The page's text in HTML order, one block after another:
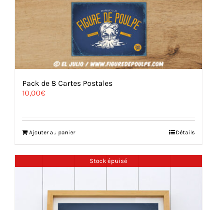
Pack de 8 Cartes Postales
10,00€
Ajouter au panier Détails
Stock épuisé